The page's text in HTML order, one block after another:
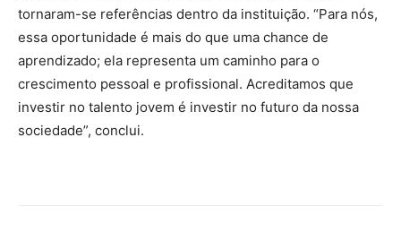
tornaram-se referências dentro da instituição. “Para nós,
essa oportunidade é mais do que uma chance de
aprendizado; ela representa um caminho para o
crescimento pessoal e profissional. Acreditamos que
investir no talento jovem é investir no futuro da nossa
sociedade”, conclui.